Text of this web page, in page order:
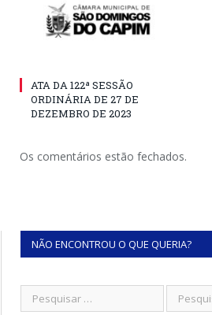
ATA DA 122ª SESSÃO
ORDINÁRIA DE 27 DE
DEZEMBRO DE 2023
Os comentários estão fechados.
NÃO ENCONTROU O QUE QUERIA?